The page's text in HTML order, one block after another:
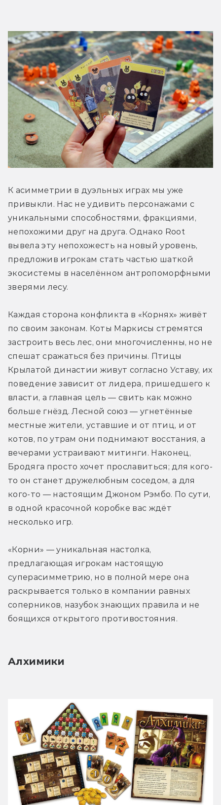
К асимметрии в дуэльных играх мы уже
привыкли. Нас не удивить персонажами с
уникальными способностями, фракциями,
непохожими друг на друга. Однако Root
вывела эту непохожесть на новый уровень,
предложив игрокам стать частью шаткой
экосистемы в населённом антропоморфными
зверями лесу.
Каждая сторона конфликта в «Корнях» живёт
по своим законам. Коты Маркисы стремятся
застроить весь лес, они многочисленны, но не
спешат сражаться без причины. Птицы
Крылатой династии живут согласно Уставу, их
поведение зависит от лидера, пришедшего к
власти, а главная цель — свить как можно
больше гнёзд. Лесной союз — угнетённые
местные жители, уставшие и от птиц, и от
котов, по утрам они поднимают восстания, а
вечерами устраивают митинги. Наконец,
Бродяга просто хочет прославиться; для кого-
то он станет дружелюбным соседом, а для
кого-то — настоящим Джоном Рэмбо. По сути,
в одной красочной коробке вас ждёт
несколько игр.
«Корни» — уникальная настолка,
предлагающая игрокам настоящую
суперасимметрию, но в полной мере она
раскрывается только в компании равных
соперников, назубок знающих правила и не
боящихся открытого противостояния.
Алхимики